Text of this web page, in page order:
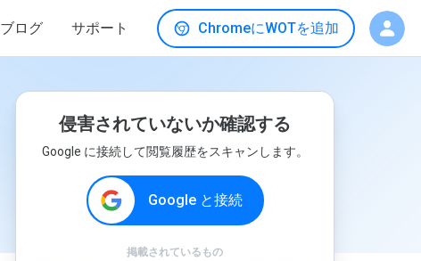
ブログ サポート ChromeにWOTを追加
侵害されていないか確認する
Google に接続して閲覧履歴をスキャンします。
Google と接続
掲載されているもの